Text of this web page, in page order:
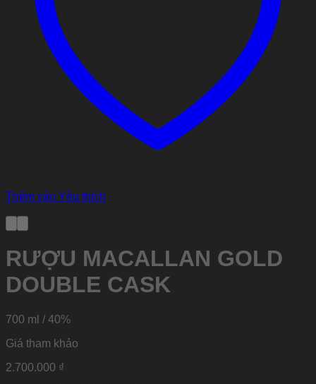
Thêm vào Yêu thích
RƯỢU MACALLAN GOLD
DOUBLE CASK
700 ml / 40%
Giá tham khảo
2.700.000 ₫